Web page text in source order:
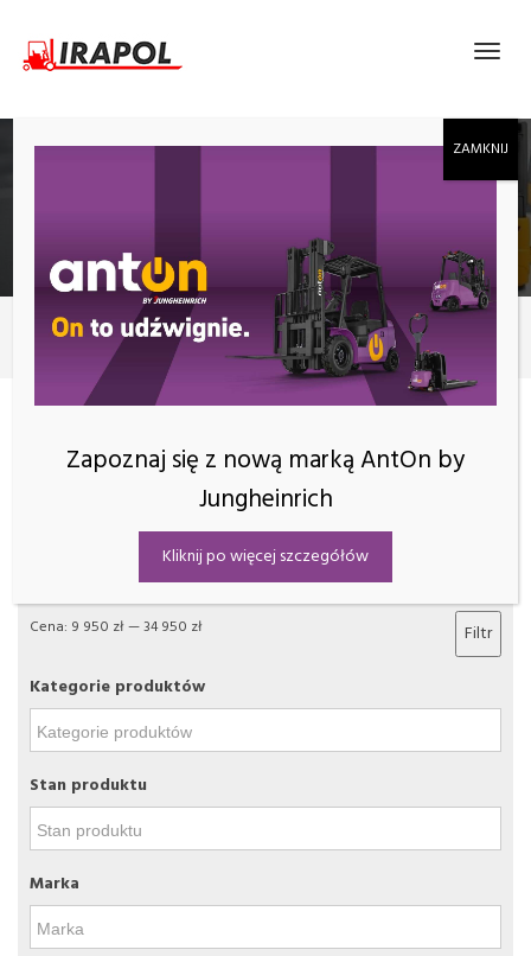
ELEKTRYCZNY WÓZEK PODNOŚNIKOWY EP
Produkty 2700 mm
KATEGORIE
Filtr
Cena: 9 950 zł—34 950 zł
Kategorie produktów
Stan produktu
Marka
Zapoznaj się z nową marką AntOn by
Jungheinrich
Kliknij po więcej szczegółów